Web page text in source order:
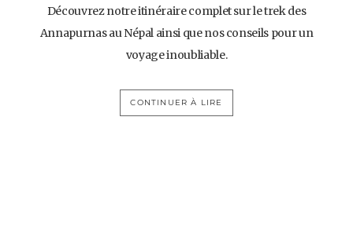
Découvrez notre itinéraire complet sur le trek des
Annapurnas au Népal ainsi que nos conseils pour un
voyage inoubliable.
CONTINUER À LIRE